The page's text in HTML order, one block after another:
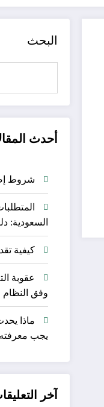
البحث
أحدث
شروط
السعودية:
كيفية
عقوبة
وفق النظام
ماذا
يجب معرفته
آخر